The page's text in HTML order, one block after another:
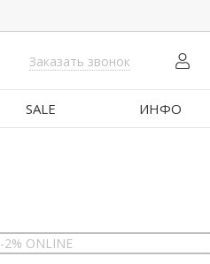
Заказать звонок
SALE ИНФО
-2% ONLINE